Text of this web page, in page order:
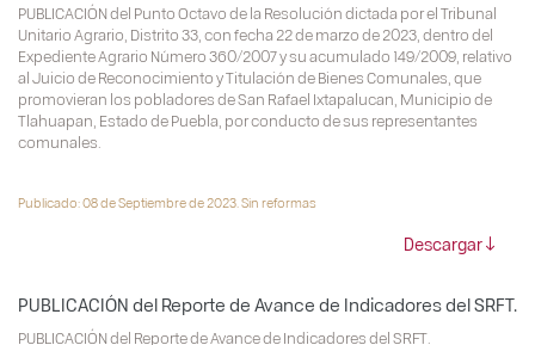
PUBLICACIÓN del Punto Octavo de la Resolución dictada por el Tribunal
Unitario Agrario, Distrito 33, con fecha 22 de marzo de 2023, dentro del
Expediente Agrario Número 360/2007 y su acumulado 149/2009, relativo
al Juicio de Reconocimiento y Titulación de Bienes Comunales, que
promovieran los pobladores de San Rafael Ixtapalucan, Municipio de
Tlahuapan, Estado de Puebla, por conducto de sus representantes
comunales.
Publicado: 08 de Septiembre de 2023. Sin reformas
Descargar
PUBLICACIÓN del Reporte de Avance de Indicadores del SRFT.
PUBLICACIÓN del Reporte de Avance de Indicadores del SRFT.